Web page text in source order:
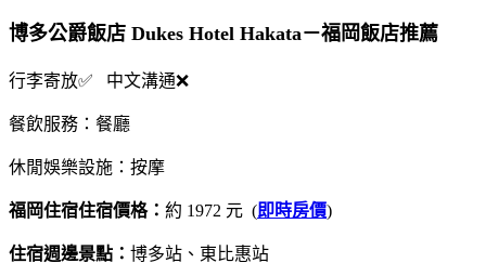
博多公爵飯店 Dukes Hotel Hakata－福岡飯店推薦
行李寄放✅ 中文溝通❌
餐飲服務：餐廳
休閒娛樂設施：按摩
福岡住宿住宿價格： 約 1972 元 (即時房價)
住宿週邊景點： 博多站、東比惠站